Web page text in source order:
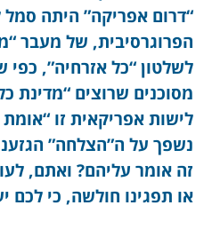
“דרום אפריקה” היתה
הפרוגרסיבית, של מעבר
לשלטון “כל אזרחיה”,
מסוכנים שרוצים “מדינת
לישות אפריקאית זו
נשפך על ה”הצלחה”
זה אומר עליהם? ואתם,
או תפגינו חולשה, כי לכם